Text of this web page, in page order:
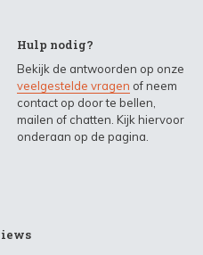
Hulp nodig?
Bekijk de antwoorden op onze
veelgestelde vragen of neem
contact op door te bellen,
mailen of chatten. Kijk hiervoor
onderaan op de pagina.